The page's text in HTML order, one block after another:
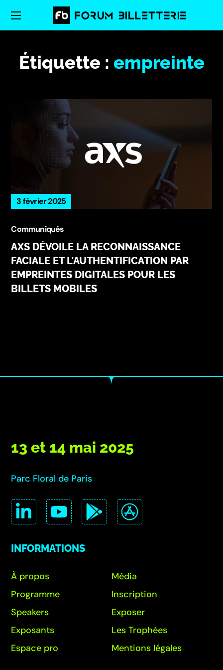
Étiquette : empreinte
3 février 2025
Communiqués
AXS DÉVOILE LA RECONNAISSANCE
FACIALE ET L’AUTHENTIFICATION PAR
EMPREINTES DIGITALES POUR LES
BILLETS MOBILES
13 et 14 mai 2025
Parc Floral de Paris
INFORMATIONS
À propos
Programme
Speakers
Exposants
Espace pro
Média
Inscription
Exposer
Les Trophées
Mentions légales